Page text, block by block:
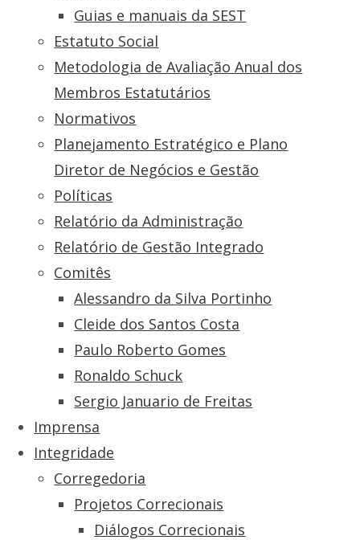
Guias e manuais da SEST
Estatuto Social
Metodologia de Avaliação Anual dos
Membros Estatutários
Normativos
Planejamento Estratégico e Plano
Diretor de Negócios e Gestão
Políticas
Relatório da Administração
Relatório de Gestão Integrado
Comitês
Alessandro da Silva Portinho
Cleide dos Santos Costa
Paulo Roberto Gomes
Ronaldo Schuck
Sergio Januario de Freitas
Imprensa
Integridade
Corregedoria
Projetos Correcionais
Diálogos Correcionais